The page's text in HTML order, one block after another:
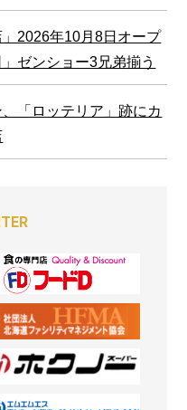
」2026年10月8日オープ
ゼンショー3兄弟揃う
「ロッテリア」跡にカ